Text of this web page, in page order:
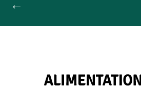
Navigation
←